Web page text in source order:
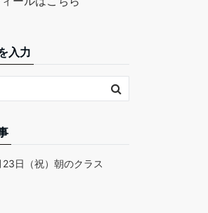
入力
23日（祝）朝のクラス